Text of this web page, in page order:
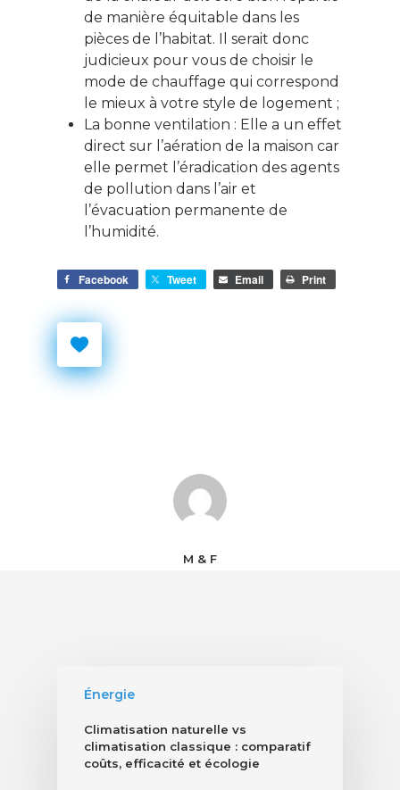
de manière équitable dans les
pièces de l’habitat. Il serait donc
judicieux pour vous de choisir le
mode de chauffage qui correspond
le mieux à votre style de logement ;
La bonne ventilation : Elle a un effet
direct sur l’aération de la maison car
elle permet l’éradication des agents
de pollution dans l’air et
l’évacuation permanente de
l’humidité.
Facebook Tweet Email Print
M & F
Énergie
Climatisation naturelle vs
climatisation classique : comparatif
coûts, efficacité et écologie